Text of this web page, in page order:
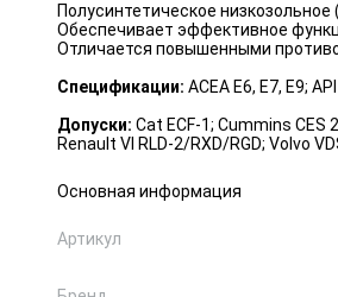
Полусинтетическое
Обеспечивает эффективное
Отличается повышенными
Спецификации: ACEA E6, E7, E9; API
Допуски: Cat ECF-1; Cummins CES
Renault VI RLD-2/RXD/RGD; Volvo
Основная информация
Артикул